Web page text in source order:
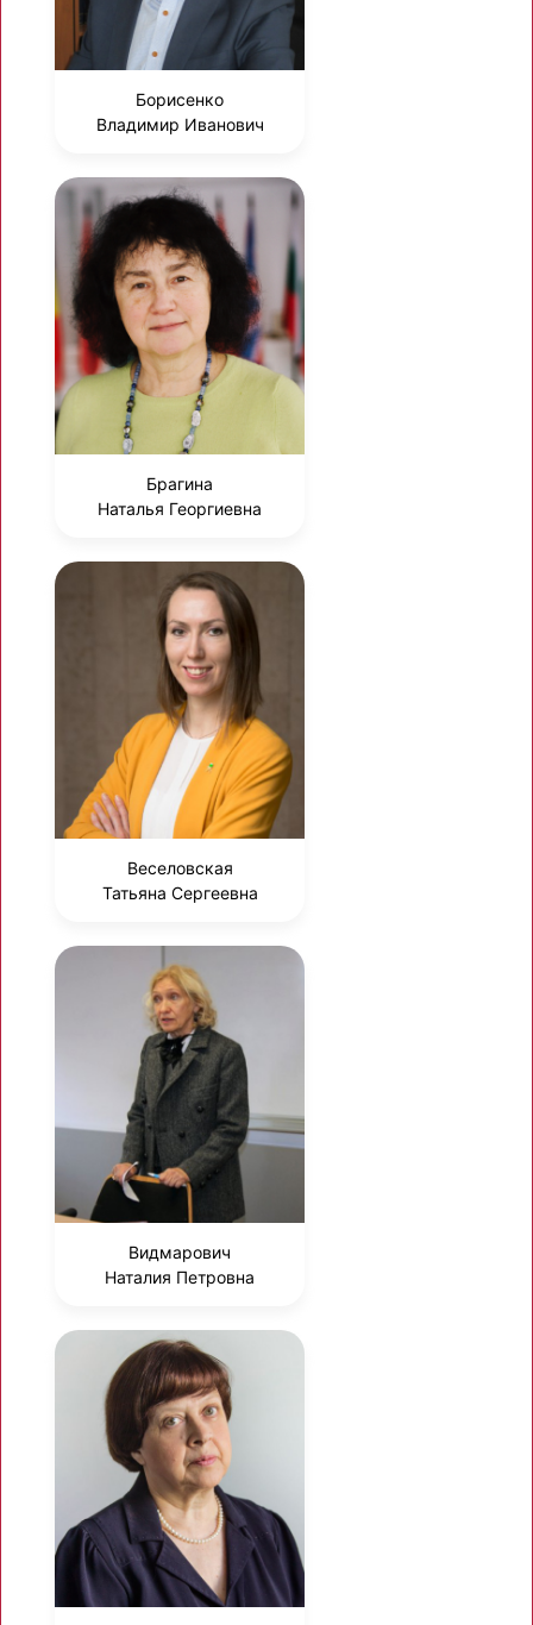
Борисенко
Владимир Иванович
Брагина
Наталья Георгиевна
Веселовская
Татьяна Сергеевна
Видмарович
Наталия Петровна